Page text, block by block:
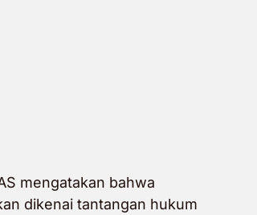
mengatakan bahwa
dikenai tantangan hukum